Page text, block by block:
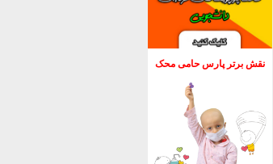
نقش برتر پارس حامی محک